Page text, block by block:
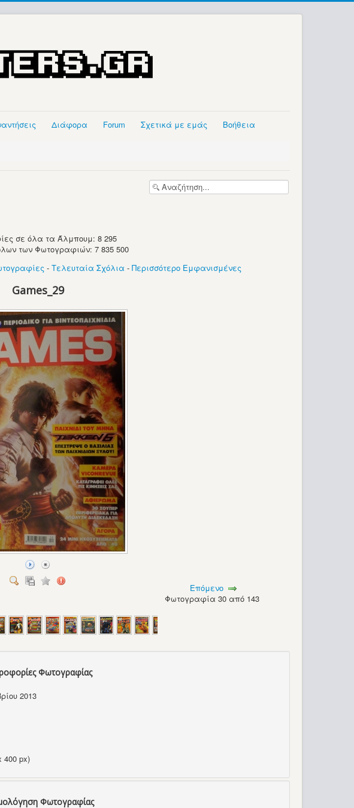
Διάφορα Forum Σχετικά με εμάς Βοήθεια
σε όλα τα Άλμπουμ: 8 295
των Φωτογραφιών: 7 835 500
- Τελευταία Σχόλια - Περισσότερο Εμφανισμένες
Games_29
Επόμενο
Φωτογραφία 30 από 143
Φωτογραφίας
2013
400 px)
Φωτογραφίας